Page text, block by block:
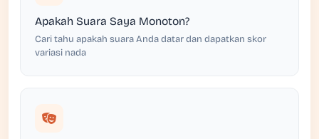
Apakah Suara Saya Monoton?
Cari tahu apakah suara Anda datar dan dapatkan skor
variasi nada